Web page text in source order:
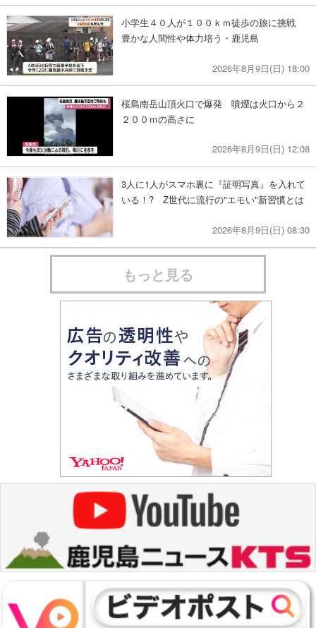
小学生４０人が１００ｋｍ徒歩の旅に挑戦
豊かな人間性や体力培う・鹿児島
2026年8月9日(日) 18:00
桜島南岳山頂火口で爆発 噴煙は火口から２
２００ｍの高さに
2026年8月9日(日) 12:08
3人に1人がスマホ裏に『証明写真』を入れて
いる！? Z世代に流行の"エモい"新習慣とは
2026年8月9日(日) 08:30
もっと見る